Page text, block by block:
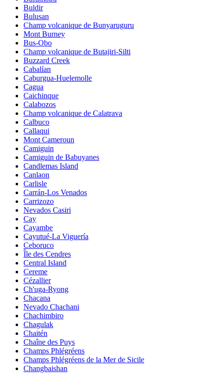
Buldir
Bulusan
Champ volcanique de Bunyaruguru
Mont Burney
Bus-Obo
Champ volcanique de Butajiri-Silti
Buzzard Creek
Cabalían
Caburgua-Huelemolle
Cagua
Caichinque
Calabozos
Champ volcanique de Calatrava
Calbuco
Callaqui
Mont Cameroun
Camiguin
Camiguin de Babuyanes
Candlemas Island
Canlaon
Carlisle
Carrán-Los Venados
Carrizozo
Nevados Casiri
Cay
Cayambe
Cayutué-La Viguería
Ceboruco
Île des Cendres
Central Island
Cereme
Cézallier
Ch'uga-Ryong
Chacana
Nevado Chachani
Chachimbiro
Chagulak
Chaitén
Chaîne des Puys
Champs Phlégréens
Champs Phlégréens de la Mer de Sicile
Changbaishan